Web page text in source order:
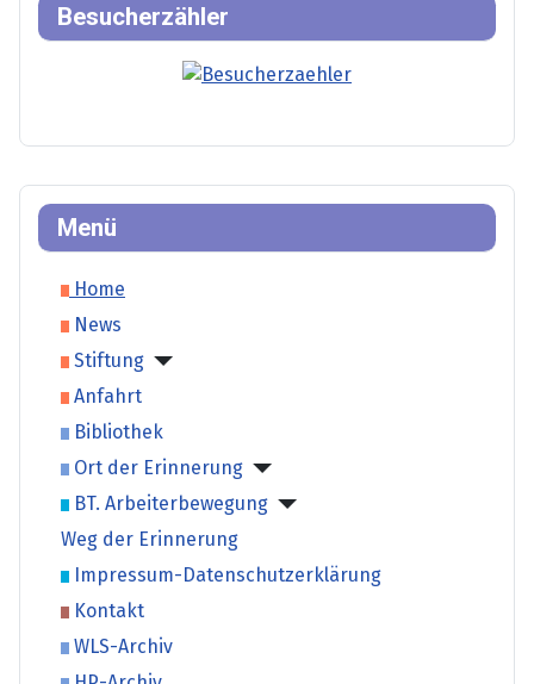
Menü
Home
News
Stiftung
Anfahrt
Bibliothek
Ort der Erinnerung
BT. Arbeiterbewegung
Weg der Erinnerung
Impressum-Datenschutzerklärung
Kontakt
WLS-Archiv
Besucherzähler